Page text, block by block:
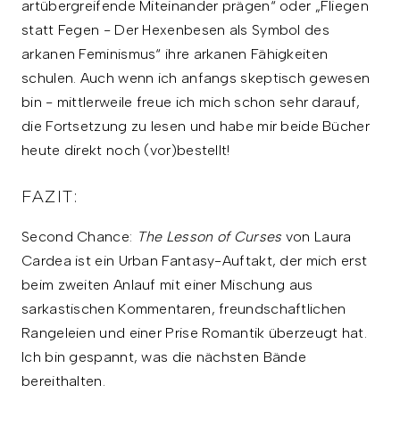
artübergreifende Miteinander prägen“ oder „Fliegen
statt Fegen - Der Hexenbesen als Symbol des
arkanen Feminismus“ ihre arkanen Fähigkeiten
schulen. Auch wenn ich anfangs skeptisch gewesen
bin - mittlerweile freue ich mich schon sehr darauf,
die Fortsetzung zu lesen und habe mir beide Bücher
heute direkt noch (vor)bestellt!
FAZIT:
Second Chance: The Lesson of Curses von Laura
Cardea ist ein Urban Fantasy-Auftakt, der mich erst
beim zweiten Anlauf mit einer Mischung aus
sarkastischen Kommentaren, freundschaftlichen
Rangeleien und einer Prise Romantik überzeugt hat.
Ich bin gespannt, was die nächsten Bände
bereithalten.